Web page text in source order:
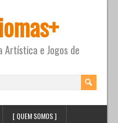
Artística e Jogos de
[ QUEM SOMOS ]